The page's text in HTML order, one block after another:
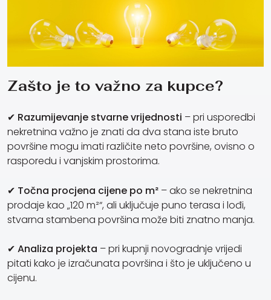
Zašto je to važno za kupce?
✔ Razumijevanje stvarne vrijednosti – pri usporedbi
nekretnina važno je znati da dva stana iste bruto
površine mogu imati različite neto površine, ovisno o
rasporedu i vanjskim prostorima.
✔ Točna procjena cijene po m² – ako se nekretnina
prodaje kao „120 m²“, ali uključuje puno terasa i lođi,
stvarna stambena površina može biti znatno manja.
✔ Analiza projekta – pri kupnji novogradnje vrijedi
pitati kako je izračunata površina i što je uključeno u
cijenu.